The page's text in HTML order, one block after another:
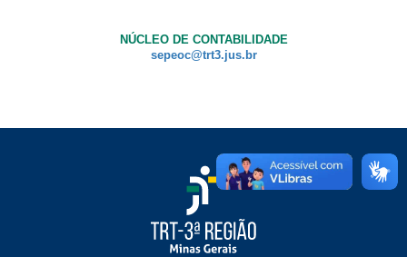
NÚCLEO DE CONTABILIDADE
sepeoc@trt3.jus.br